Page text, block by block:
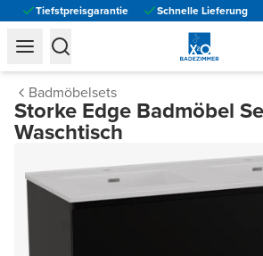
Tiefstpreisgarantie Schnelle Lieferung
general.navigation.toggle_menu.label
Badmöbelsets
Storke Edge Badmöbel
Waschtisch